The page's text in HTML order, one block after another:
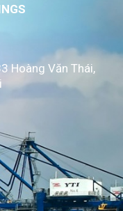
Hoàng Văn Thái,